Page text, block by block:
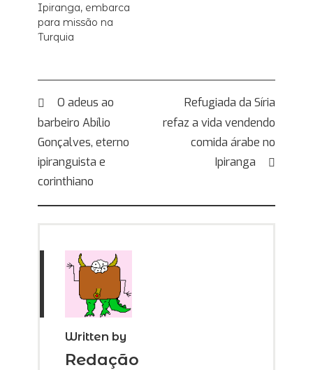
Ipiranga, embarca
para missão na
Turquia
Navegação
de
Post
O adeus ao
barbeiro Abílio
Gonçalves, eterno
ipiranguista e
corinthiano
Refugiada da Síria
refaz a vida vendendo
comida árabe no
Ipiranga
Written by
Redação